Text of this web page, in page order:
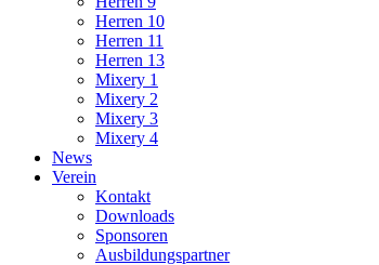
Herren 10
Herren 11
Herren 13
Mixery 1
Mixery 2
Mixery 3
Mixery 4
News
Verein
Kontakt
Downloads
Sponsoren
Ausbildungspartner